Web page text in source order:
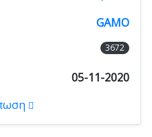
GAMO
3672
05-11-2020